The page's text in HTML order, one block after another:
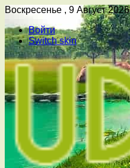
Воскресенье , 9 Август 2026
Войти
Switch skin